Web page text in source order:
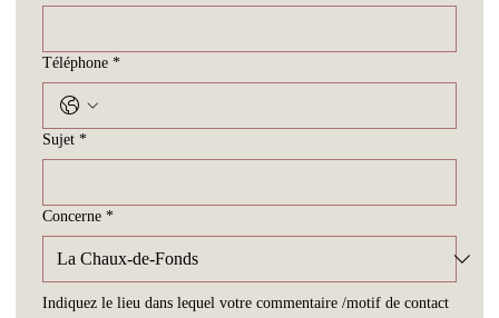
Téléphone *
Sujet *
Concerne *
Indiquez le lieu dans lequel votre commentaire /motif de contact